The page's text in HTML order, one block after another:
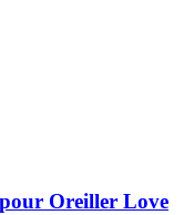
Oreiller Love